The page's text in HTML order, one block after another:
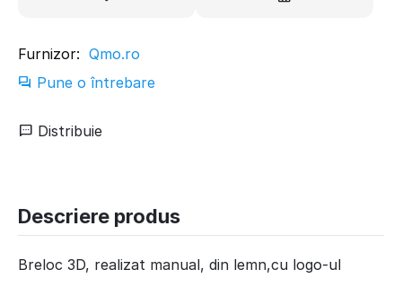
Furnizor: Qmo.ro
Pune o întrebare
Distribuie
Descriere produs
Breloc 3D, realizat manual, din lemn,cu logo-ul